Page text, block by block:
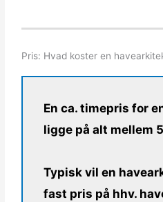
Pris: Hvad koster en
En ca. timepris for
ligge på alt mellem
Typisk vil en
fast pris på hhv.